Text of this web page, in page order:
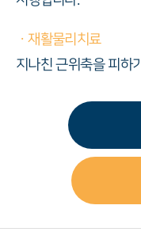
ㆍ재활물리치료
지나친 근위축을 피하